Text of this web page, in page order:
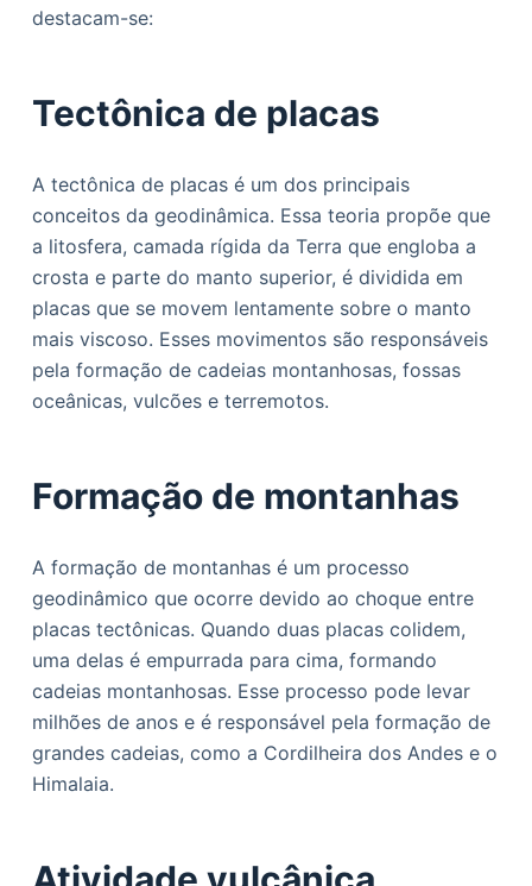
destacam-se:
Tectônica de placas
A tectônica de placas é um dos principais
conceitos da geodinâmica. Essa teoria propõe que
a litosfera, camada rígida da Terra que engloba a
crosta e parte do manto superior, é dividida em
placas que se movem lentamente sobre o manto
mais viscoso. Esses movimentos são responsáveis
pela formação de cadeias montanhosas, fossas
oceânicas, vulcões e terremotos.
Formação de montanhas
A formação de montanhas é um processo
geodinâmico que ocorre devido ao choque entre
placas tectônicas. Quando duas placas colidem,
uma delas é empurrada para cima, formando
cadeias montanhosas. Esse processo pode levar
milhões de anos e é responsável pela formação de
grandes cadeias, como a Cordilheira dos Andes e o
Himalaia.